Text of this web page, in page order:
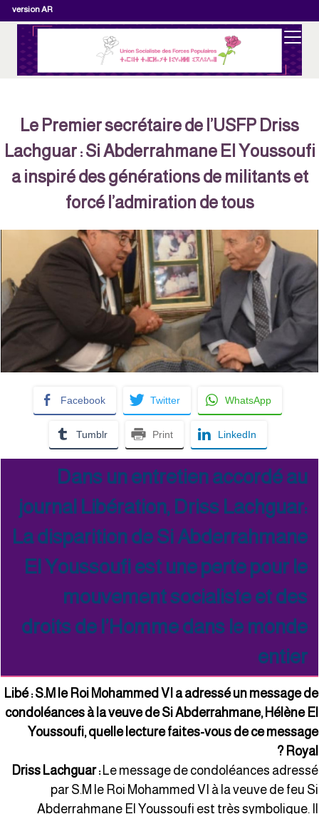
version AR
Le Premier secrétaire de l’USFP Driss
Lachguar : Si Abderrahmane El Youssoufi
a inspiré des générations de militants et
forcé l’admiration de tous
Facebook Twitter WhatsApp
Tumblr Print LinkedIn
Dans un entretien accordé au
journal Libération, Driss Lachguar:
La disparition de Si Abderrahmane
El Youssoufi est une perte pour le
mouvement socialiste et des
droits de l’Homme dans le monde
entier
Libé : S.M le Roi Mohammed VI a adressé un message
condoléances à la veuve de Si Abderrahmane, Hélène
Youssoufi, quelle lecture faites-vous de ce
Royal
Driss Lachguar : Le message de condoléances
par S.M le Roi Mohammed VI à la veuve de feu
Abderrahmane El Youssoufi est très symbolique.